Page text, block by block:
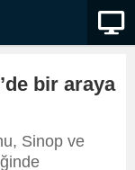
bir araya
Sinop ve